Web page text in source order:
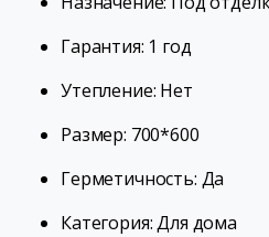
Гарантия: 1 год
Утепление: Нет
Размер: 700*600
Герметичность: Да
Категория: Для дома